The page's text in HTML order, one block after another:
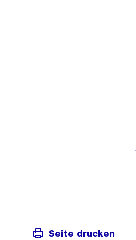
Seite drucken